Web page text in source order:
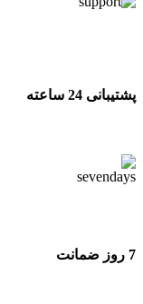
پشتیبانی 24 ساعته
7 روز ضمانت